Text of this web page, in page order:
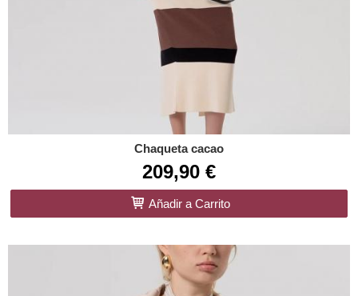
Chaqueta cacao
209,90 €
Añadir a Carrito